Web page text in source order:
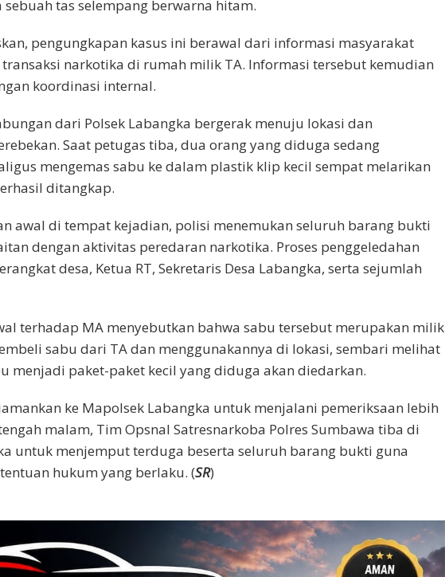
tas selempang berwarna hitam.
pengungkapan kasus ini berawal dari informasi masyarakat
narkotika di rumah milik TA. Informasi tersebut kemudian
koordinasi internal.
dari Polsek Labangka bergerak menuju lokasi dan
Saat petugas tiba, dua orang yang diduga sedang
mengemas sabu ke dalam plastik klip kecil sempat melarikan
ditangkap.
awal di tempat kejadian, polisi menemukan seluruh barang bukti
dengan aktivitas peredaran narkotika. Proses penggeledahan
desa, Ketua RT, Sekretaris Desa Labangka, serta sejumlah
terhadap MA menyebutkan bahwa sabu tersebut merupakan milik
sabu dari TA dan menggunakannya di lokasi, sembari melihat
menjadi paket-paket kecil yang diduga akan diedarkan.
ke Mapolsek Labangka untuk menjalani pemeriksaan lebih
malam, Tim Opsnal Satresnarkoba Polres Sumbawa tiba di
untuk menjemput terduga beserta seluruh barang bukti guna
hukum yang berlaku. (SR)